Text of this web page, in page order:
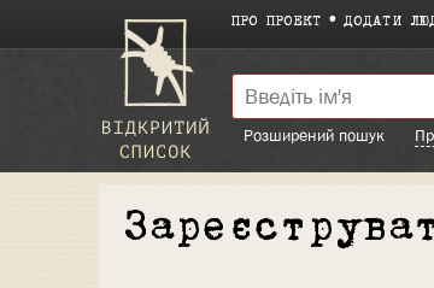
ПРО ПРОЕКТ ДОДАТИ
Розширений пошук